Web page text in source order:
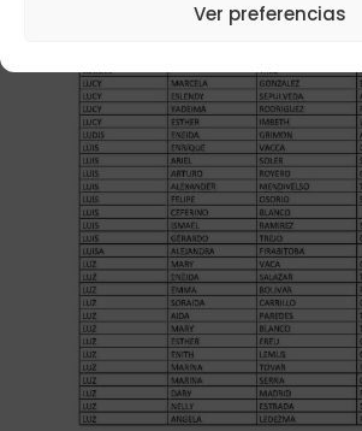
Ver preferencias